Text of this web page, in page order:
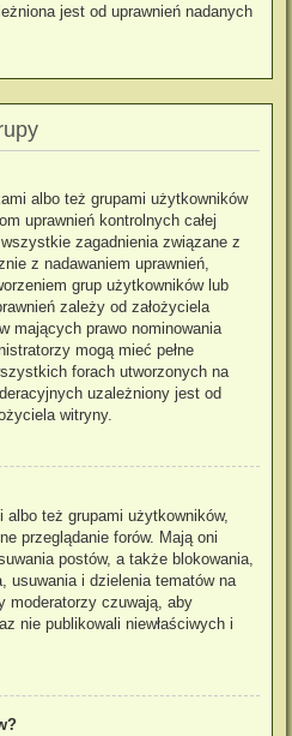
jest od uprawnień nadanych
albo też grupami użytkowników
uprawnień kontrolnych całej
zagadnienia związane z
z nadawaniem uprawnień,
grup użytkowników lub
zależy od założyciela
mających prawo nominowania
mogą mieć pełne
forach utworzonych na
uzależniony jest od
witryny.
też grupami użytkowników,
przeglądanie forów. Mają oni
postów, a także blokowania,
usuwania i dzielenia tematów na
moderatorzy czuwają, aby
nie publikowali niewłaściwych i